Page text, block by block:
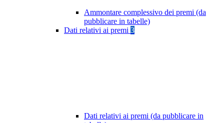
Ammontare complessivo dei premi (da
pubblicare in tabelle)
Dati relativi ai premi 3
Dati relativi ai premi (da pubblicare in